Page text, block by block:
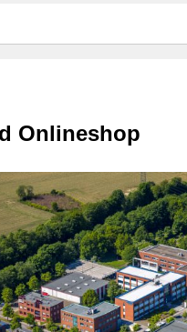
Onlineshop